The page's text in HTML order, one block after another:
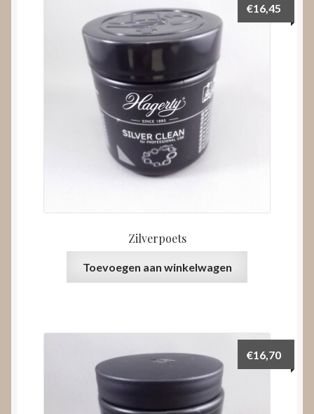
Zilverpoets
€16,45
Toevoegen aan winkelwagen
€16,70